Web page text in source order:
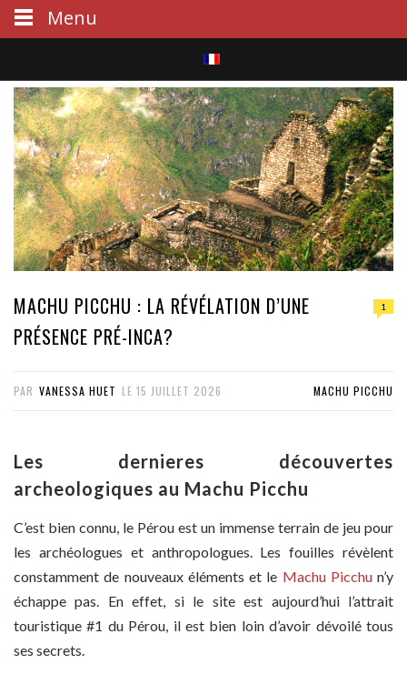
S
e
a
r
c
h
MACHU PICCHU : LA RÉVÉLATION D’UNE
PRÉSENCE PRÉ-INCA?
1
PAR VANESSA HUET LE 15 JUILLET 2026 MACHU PICCHU
Les dernieres découvertes
archeologiques au Machu Picchu
C’est bien connu, le Pérou est un immense terrain de jeu pour
les archéologues et anthropologues. Les fouilles révèlent
constamment de nouveaux éléments et le Machu Picchun’y
échappe pas. En effet, si le site est aujourd’hui l’attrait
touristique #1 du Pérou, il est bien loin d’avoir dévoilé tous
ses secrets.
Menu